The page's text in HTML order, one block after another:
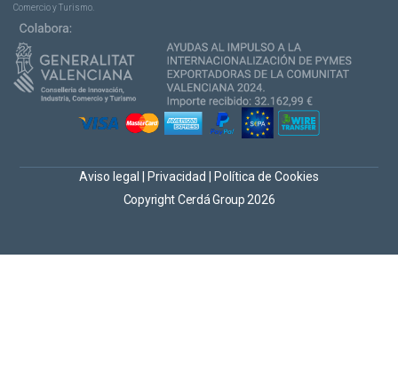
Comercio y Turismo.
Copyright Cerdá Group 2026
Aviso legal Privacidad Política de Cookies